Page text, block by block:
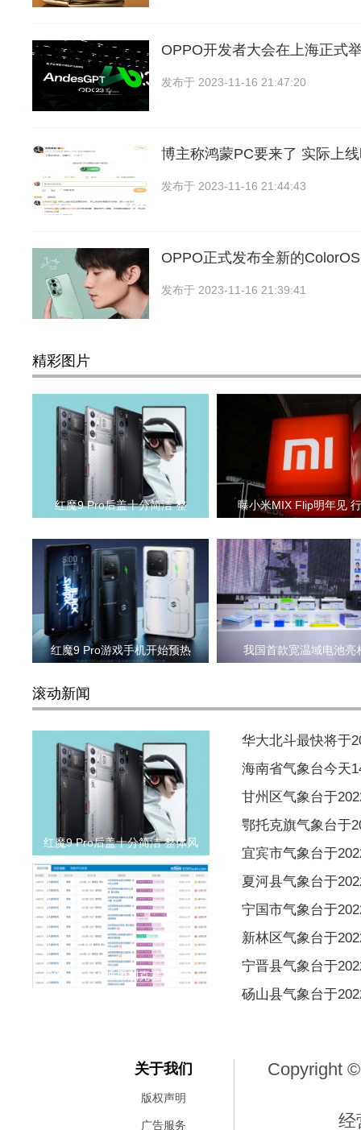
OPPO开发者大会在上海正式
发布于 2023-11-16 21:47:20
博主称鸿蒙PC要来了 实际上
发布于 2023-11-16 21:44:43
OPPO正式发布全新的
发布于 2023-11-16 21:39:41
精彩图片
红魔9 Pro后盖十分简洁 整 曝小米MIX Flip明年见
红魔9 Pro游戏手机开始预热 我国首款宽温域电池亮
滚动新闻
红魔9 Pro后盖十分简洁 整体风
30天内上汽通用别克君威遭到
华大北斗最快将于
海南省气象台今天
甘州区气象台于
鄂托克旗气象台于
宜宾市气象台于
夏河县气象台于
宁国市气象台于
新林区气象台于
宁晋县气象台于
砀山县气象台于
关于我们
版权声明
广告服务
Copyright
经